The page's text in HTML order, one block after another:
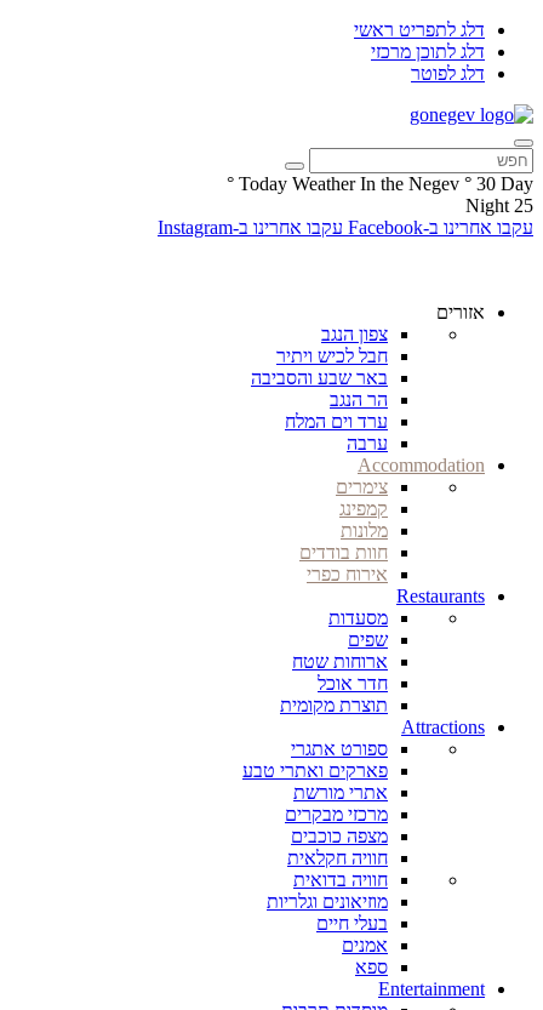
דלג לתפריט ראשי
דלג לתוכן מרכזי
דלג לפוטר
Today Weather In the Negev ° 30 Day
°
25
Night
עקבו אחרינו ב-Facebook
עקבו אחרינו ב-Instagram
אזורים
צפון הנגב
חבל לכיש ויתיר
באר שבע והסביבה
הר הנגב
ערד וים המלח
ערבה
Accommodation
צימרים
קמפינג
מלונות
חוות בודדים
אירוח כפרי
Restaurants
מסעדות
שפים
ארוחות שטח
חדר אוכל
תוצרת מקומית
Attractions
ספורט אתגרי
פארקים ואתרי טבע
אתרי מורשת
מרכזי מבקרים
מצפה כוכבים
חוויה חקלאית
חוויה בדואית
מוזיאונים וגלריות
בעלי חיים
אמנים
ספא
Entertainment